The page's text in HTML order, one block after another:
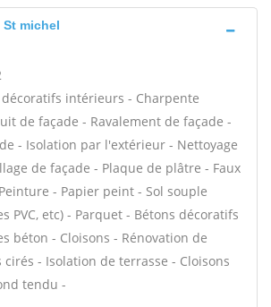
michel
décoratifs intérieurs - Charpente
de façade - Ravalement de façade -
- Isolation par l'extérieur - Nettoyage
de façade - Plaque de plâtre - Faux
- Papier peint - Sol souple
PVC, etc) - Parquet - Bétons décoratifs
béton - Cloisons - Rénovation de
- Isolation de terrasse - Cloisons
tendu -